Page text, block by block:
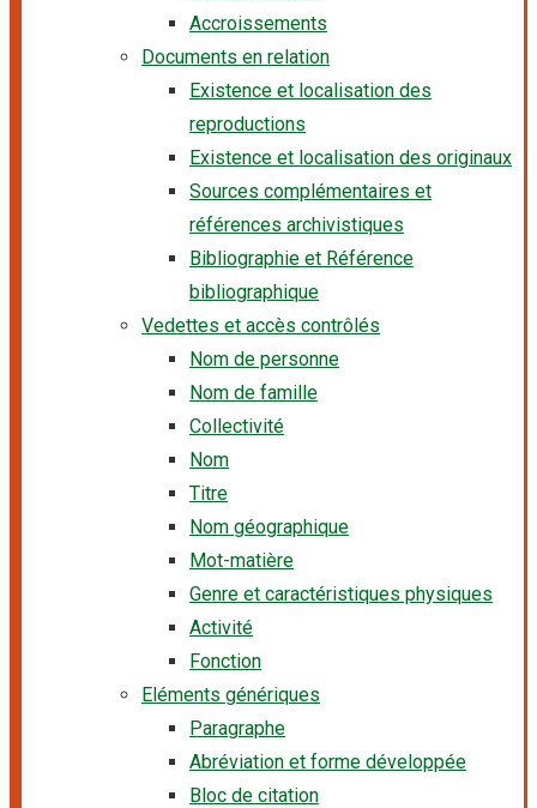
Accroissements
Documents en relation
Existence et localisation des
reproductions
Existence et localisation des originaux
Sources complémentaires et
références archivistiques
Bibliographie et Référence
bibliographique
Vedettes et accès contrôlés
Nom de personne
Nom de famille
Collectivité
Nom
Titre
Nom géographique
Mot-matière
Genre et caractéristiques physiques
Activité
Fonction
Eléments génériques
Paragraphe
Abréviation et forme développée
Bloc de citation